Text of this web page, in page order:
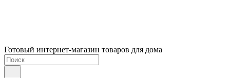
Готовый интернет-магазин товаров для дома